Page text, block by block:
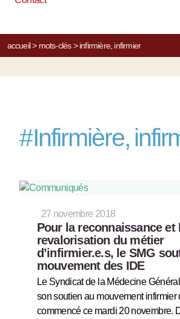
accueil> mots-clés> infirmière, infirmier
#Infirmière,
27 novembre 2018
Pour la reconnaissance et
revalorisation du métier
d’infirmier.e.s, le SMG
mouvement des IDE
Le Syndicat de la Médecine
son soutien au mouvement infirmier
commencé ce mardi 20 novembre.